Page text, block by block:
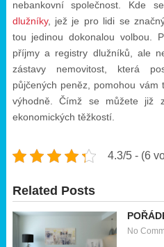
nebankovní společnost. Kde
dlužníky, jež je pro lidi se
tou jedinou dokonalou volbou.
příjmy a registry dlužníků, ale
zástavy nemovitost, která
půjčených peněz, pomohou
výhodně. Čímž se můžete již
ekonomických těžkostí.
4.3/5 - (6
Related Posts
No